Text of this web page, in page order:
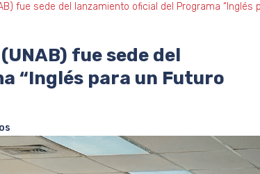
fue sede del lanzamiento oficial del Programa “Inglés
fue sede del
“Inglés para un Futuro